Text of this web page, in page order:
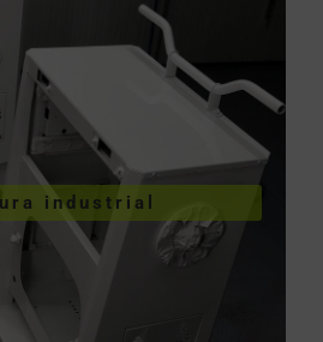
industrial
de piezas
INDUSTRIAL